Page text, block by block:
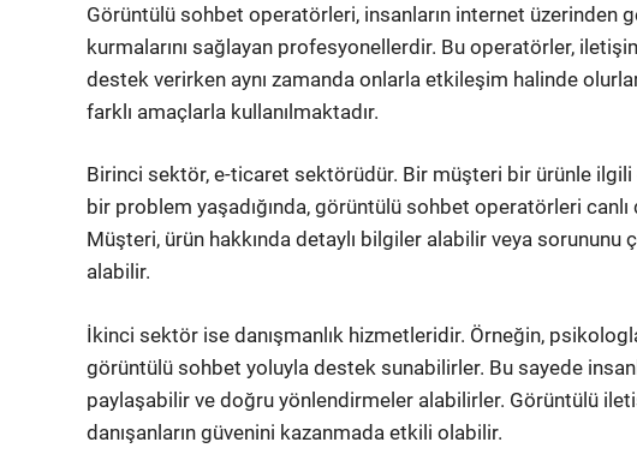
Görüntülü sohbet operatörleri, insanların internet üzerinden
kurmalarını sağlayan profesyonellerdir. Bu operatörler,
destek verirken aynı zamanda onlarla etkileşim halinde
farklı amaçlarla kullanılmaktadır.
Birinci sektör, e-ticaret sektörüdür. Bir müşteri bir ürünle
bir problem yaşadığında, görüntülü sohbet operatörleri canlı
Müşteri, ürün hakkında detaylı bilgiler alabilir veya sorununu
alabilir.
İkinci sektör ise danışmanlık hizmetleridir. Örneğin,
görüntülü sohbet yoluyla destek sunabilirler. Bu sayede
paylaşabilir ve doğru yönlendirmeler alabilirler. Görüntülü
danışanların güvenini kazanmada etkili olabilir.